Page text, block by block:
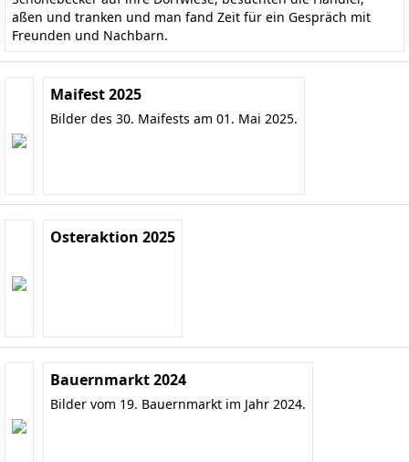
aßen und tranken und man fand Zeit für ein Gespräch mit
Freunden und Nachbarn.
Maifest 2025
Bilder des 30. Maifests am 01. Mai 2025.
Osteraktion 2025
Bauernmarkt 2024
Bilder vom 19. Bauernmarkt im Jahr 2024.